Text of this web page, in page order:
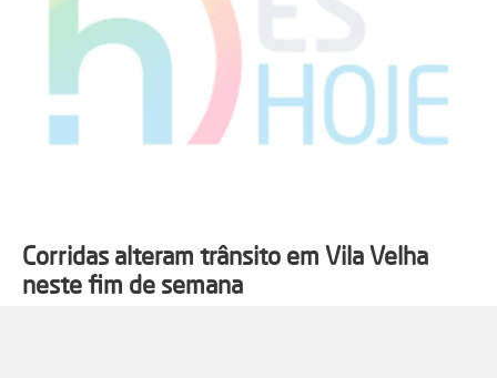
Corridas alteram trânsito em Vila Velha
neste fim de semana